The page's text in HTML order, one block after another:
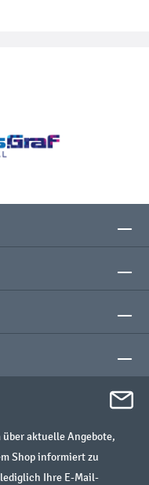
aktuelle Angebote,
Shop informiert zu
Ihre E-Mail-